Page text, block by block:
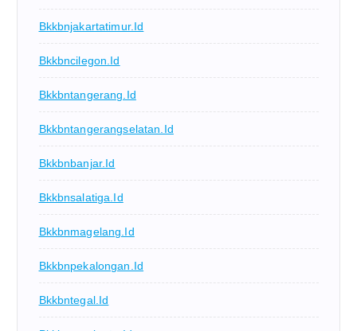
Bkkbnjakartatimur.id
Bkkbncilegon.id
Bkkbntangerang.id
Bkkbntangerangselatan.id
Bkkbnbanjar.id
Bkkbnsalatiga.id
Bkkbnmagelang.id
Bkkbnpekalongan.id
Bkkbntegal.id